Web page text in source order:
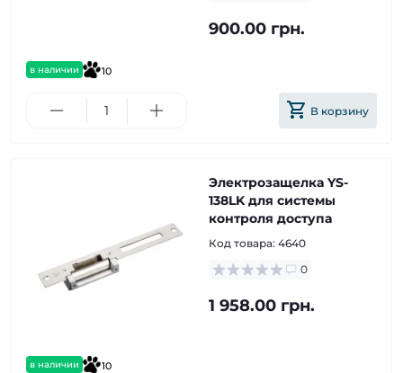
в наличии 10
900.00 грн.
В корзину
в наличии 10
Электрозащелка YS-
138LK для системы
контроля доступа
Код товара: 4640
0
1 958.00 грн.